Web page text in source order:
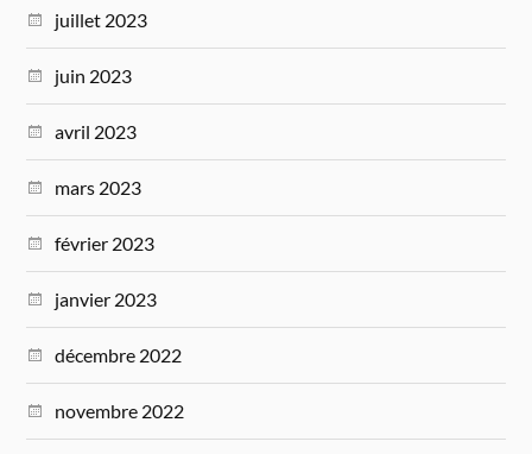
juillet 2023
juin 2023
avril 2023
mars 2023
février 2023
janvier 2023
décembre 2022
novembre 2022